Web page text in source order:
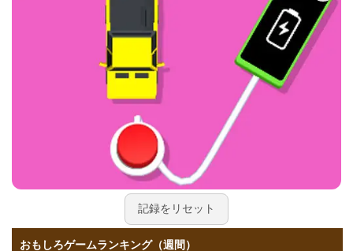
記録をリセット
おもしろゲームランキング（週間）